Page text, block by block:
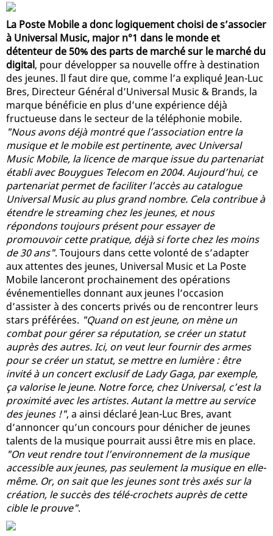
La Poste Mobile a donc logiquement choisi de s’associer
à Universal Music, major n°1 dans le monde et
détenteur de 50% des parts de marché sur le marché du
digital, pour développer sa nouvelle offre à destination
des jeunes. Il faut dire que, comme l’a expliqué Jean-Luc
Bres, Directeur Général d’Universal Music & Brands, la
marque bénéficie en plus d’une expérience déjà
fructueuse dans le secteur de la téléphonie mobile.
"Nous avons déjà montré que l’association entre la
musique et le mobile est pertinente, avec Universal
Music Mobile, la licence de marque issue du partenariat
établi avec Bouygues Telecom en 2004. Aujourd’hui, ce
partenariat permet de faciliter l’accès au catalogue
Universal Music au plus grand nombre. Cela contribue à
étendre le streaming chez les jeunes, et nous
répondons toujours présent pour essayer de
promouvoir cette pratique, déjà si forte chez les moins
de 30 ans". Toujours dans cette volonté de s’adapter
aux attentes des jeunes, Universal Music et La Poste
Mobile lanceront prochainement des opérations
événementielles donnant aux jeunes l’occasion
d’assister à des concerts privés ou de rencontrer leurs
stars préférées. "Quand on est jeune, on mène un
combat pour gérer sa réputation, se créer un statut
auprès des autres. Ici, on veut leur fournir des armes
pour se créer un statut, se mettre en lumière : être
invité à un concert exclusif de Lady Gaga, par exemple,
ça valorise le jeune. Notre force, chez Universal, c’est la
proximité avec les artistes. Autant la mettre au service
des jeunes !", a ainsi déclaré Jean-Luc Bres, avant
d’annoncer qu’un concours pour dénicher de jeunes
talents de la musique pourrait aussi être mis en place.
"On veut rendre tout l’environnement de la musique
accessible aux jeunes, pas seulement la musique en elle-
même. Or, on sait que les jeunes sont très axés sur la
création, le succès des télé-crochets auprès de cette
cible le prouve".